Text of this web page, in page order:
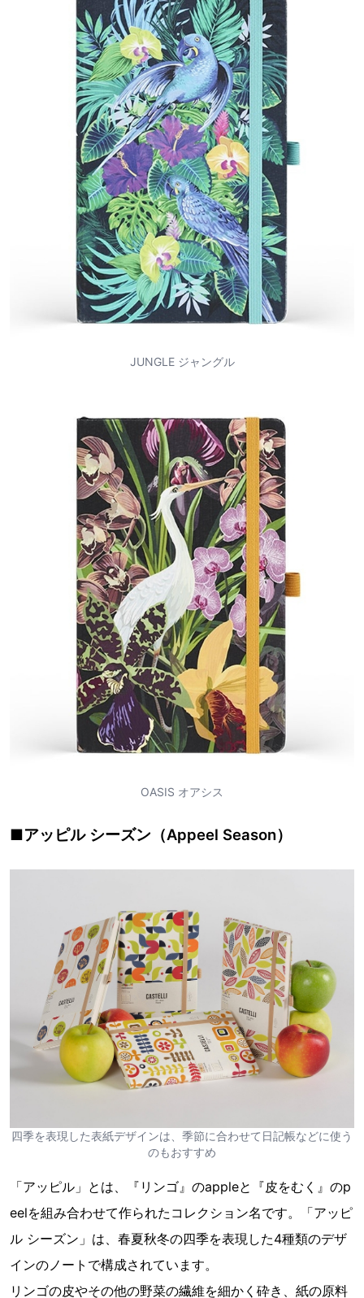
JUNGLE ジャングル
OASIS オアシス
■アッピル シーズン（Appeel Season）
四季を表現した表紙デザインは、季節に合わせて日記帳などに使う
のもおすすめ
「アッピル」とは、『リンゴ』のappleと『皮をむく』のp
eelを組み合わせて作られたコレクション名です。「アッピ
ル シーズン」は、春夏秋冬の四季を表現した4種類のデザ
インのノートで構成されています。
リンゴの皮やその他の野菜の繊維を細かく砕き、紙の原料